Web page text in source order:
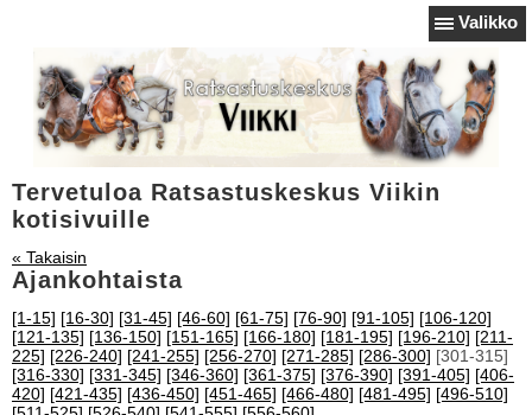
Valikko
Tervetuloa Ratsastuskeskus Viikin
kotisivuille
« Takaisin
Ajankohtaista
[1-15] [16-30] [31-45] [46-60] [61-75] [76-90] [91-105] [106-120]
[121-135] [136-150] [151-165] [166-180] [181-195] [196-210] [211-
225] [226-240] [241-255] [256-270] [271-285] [286-300] [301-315]
[316-330] [331-345] [346-360] [361-375] [376-390] [391-405] [406-
420] [421-435] [436-450] [451-465] [466-480] [481-495] [496-510]